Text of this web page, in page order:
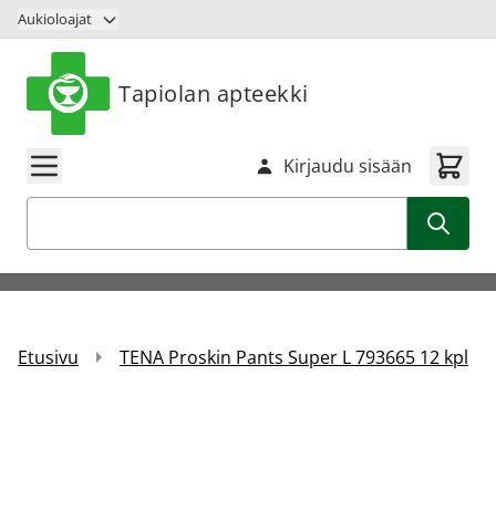
Siirry sisältöön
Aukioloajat
Tapiolan apteekki
Kirjaudu sisään
Etusivu TENA Proskin Pants Super L 793665 12 kpl